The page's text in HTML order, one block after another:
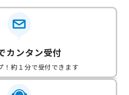
カンタン受付
！約１分で受付できます